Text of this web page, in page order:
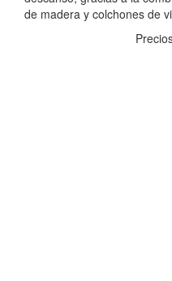
de madera y colchones de